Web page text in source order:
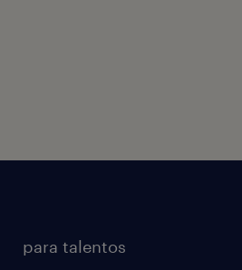
para talentos